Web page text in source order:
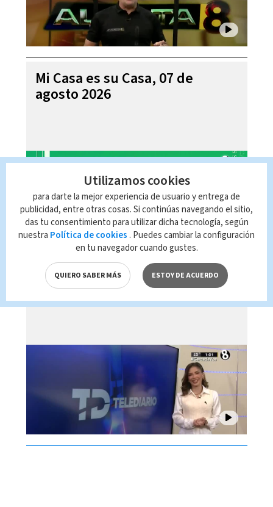
Mi Casa es su Casa, 07 de
agosto 2026
Telediario En Directo con Paula
Brenes, 07 de agosto 2026
Utilizamos cookies
para darte la mejor experiencia de usuario y entrega de
publicidad, entre otras cosas. Si continúas navegando el sitio,
das tu consentimiento para utilizar dicha tecnología, según
nuestra Política de cookies . Puedes cambiar la configuración
en tu navegador cuando gustes.
QUIERO SABER MÁS ESTOY DE ACUERDO